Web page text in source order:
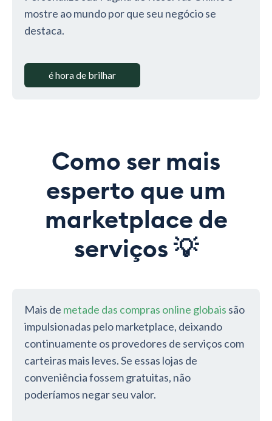
mostre ao mundo por que seu negócio se
destaca.
é hora de brilhar
Como ser mais
esperto que um
marketplace de
serviços 💡
Mais de metade das compras online globais são
impulsionadas pelo marketplace, deixando
continuamente os provedores de serviços com
carteiras mais leves. Se essas lojas de
conveniência fossem gratuitas, não
poderíamos negar seu valor.